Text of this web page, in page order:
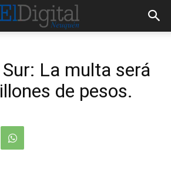
La multa será
de pesos.